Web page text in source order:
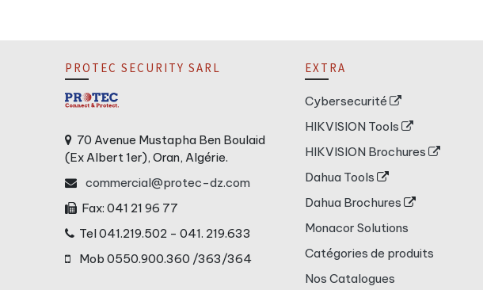
PROTEC SECURITY SARL
70 Avenue Mustapha Ben Boulaid
(Ex Albert 1er), Oran, Algérie.
commercial@protec-dz.com
Fax: 041 21 96 77
Tel 041.219.502 - 041. 219.633
Mob 0550.900.360 /363/364
EXTRA
Cybersecurité
HIKVISION Tools
HIKVISION Brochures
Dahua Tools
Dahua Brochures
Monacor Solutions
Catégories de produits
Nos Catalogues